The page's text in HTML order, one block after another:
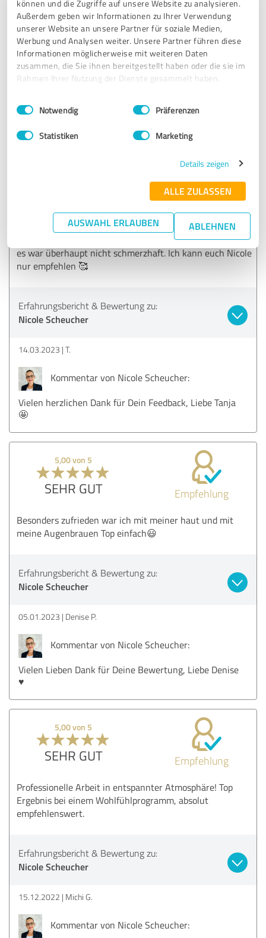
können und die Zugriffe auf unsere Website zu analysieren.
Außerdem geben wir Informationen zu Ihrer Verwendung
unserer Website an unsere Partner für soziale Medien,
Werbung und Analysen weiter. Unsere Partner führen diese
Informationen möglicherweise mit weiteren Daten
zusammen, die Sie ihnen bereitgestellt haben oder die sie im
Rahmen Ihrer Nutzung der Dienste gesammelt haben.
Impressum Datenschutzbestimmungen
Einwilligungsauswahl
Notwendig Präferenzen
Statistiken Marketing
Details zeigen
ALLE ZULASSEN
AUSWAHL ERLAUBEN ABLEHNEN
Empfehlung
Einfach nur Top👍👍
Erfahrungsbericht & Bewertung zu:
Nicole Scheucher
29.06.2023 Anonym
Empfehlung
Ich hatte eine tolle Hautreinigung. Ich wurde sehr
verwöhnt und meine Haut fühlt sich danach, echt toll an.
Zuerst hatte ich echt angst, wegen den Schmerzen, aber
es war überhaupt nicht schmerzhaft. Ich kann euch Nicole
nur empfehlen 🥰
Erfahrungsbericht & Bewertung zu:
Nicole Scheucher
14.03.2023 T.
Kommentar von Nicole Scheucher:
Vielen herzlichen Dank für Dein Feedback, Liebe Tanja
🤩
5,00 von 5
SEHR GUT Empfehlung
Besonders zufrieden war ich mit meiner haut und mit
meine Augenbrauen Top einfach😃
Erfahrungsbericht & Bewertung zu:
Nicole Scheucher
05.01.2023 Denise P.
Kommentar von Nicole Scheucher:
Vielen Lieben Dank für Deine Bewertung, Liebe Denise
♥️
5,00 von 5
SEHR GUT Empfehlung
Professionelle Arbeit in entspannter Atmosphäre! Top
Ergebnis bei einem Wohlfühlprogramm, absolut
empfehlenswert.
Erfahrungsbericht & Bewertung zu:
Nicole Scheucher
15.12.2022 Michi G.
Kommentar von Nicole Scheucher: